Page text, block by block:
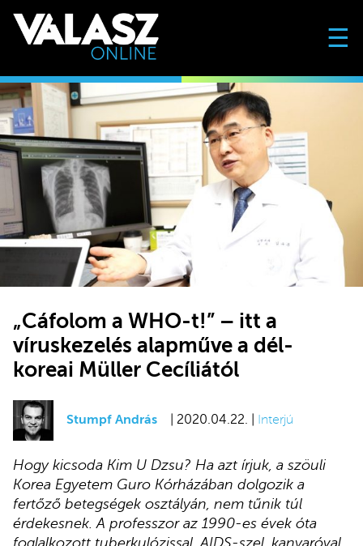
☰
„Cáfolom a WHO-t!” – itt a
víruskezelés alapműve a dél-
koreai Müller Cecíliától
Stumpf András | 2020.04.22. | Interjú
Hogy kicsoda Kim U Dzsu? Ha azt írjuk, a szöuli
Korea Egyetem Guro Kórházában dolgozik a
fertőző betegségek osztályán, nem tűnik túl
érdekesnek. A professzor az 1990-es évek óta
foglalkozott tuberkulózissal, AIDS-szel, kanyaróval,